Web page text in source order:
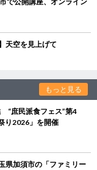
天空を見上げて
もっと見る
“庶民派食フェス”第4
り2026」を開催
県加須市の「ファミリー